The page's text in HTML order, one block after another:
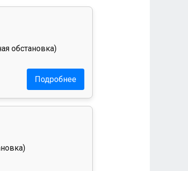
обстановка)
Подробнее